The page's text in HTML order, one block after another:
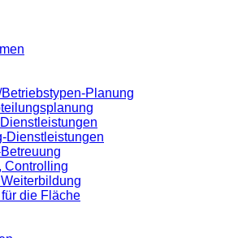
Planung
Dienstleistungen
Controlling
die Fläche